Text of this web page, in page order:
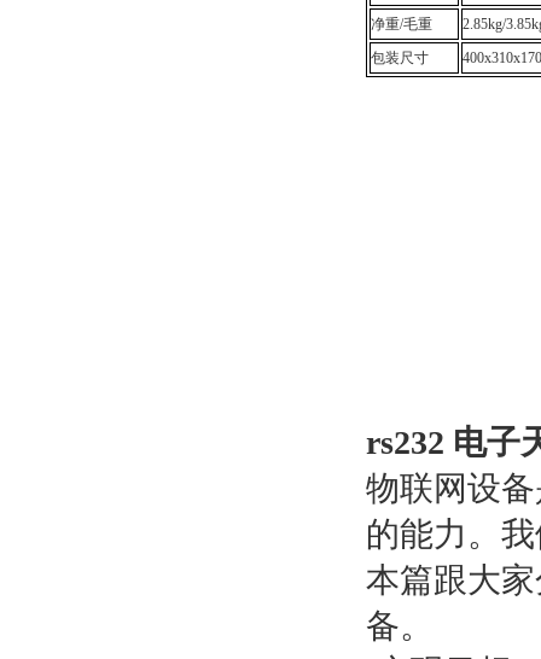
净重/毛重
2.85kg/
包装尺寸
rs232 电子
物联网设
的能力。
本篇跟大
备。